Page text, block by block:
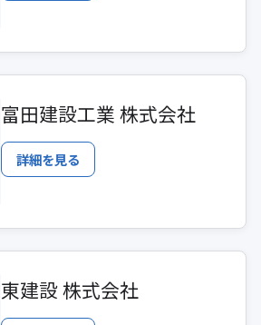
富田建設工業 株式会社
詳細を見る
東建設 株式会社